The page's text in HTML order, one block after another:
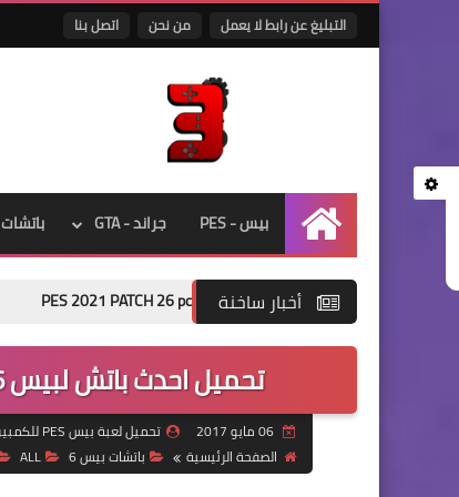
التبليغ عن رابط لا يعمل من نحن اتصل بنا
الرئيسية
بيس - PES جراند - GTA باتشات PES
أخبار ساخنة تحميل eFootball Pes 2026 لمحاكي ppsspp بدون نت من ميديا فاير
تحميل احدث باتش لبيس 6 باحدث انتقالات 2017/2018 من ميديا فاير
06 مايو 2017
تحميل لعبة بيس PES للكمبيوتر pc باتشات حجم صغير ميديا فاير
الصفحة الرئيسية
باتشات بيس 6 ALL